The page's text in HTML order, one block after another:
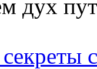
дух